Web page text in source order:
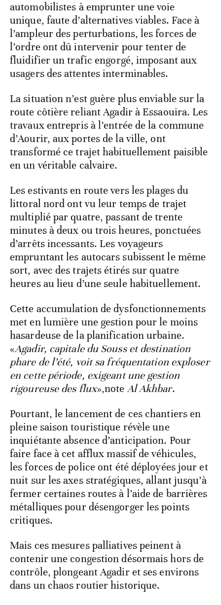
automobilistes à emprunter une voie
unique, faute d’alternatives viables. Face à
l’ampleur des perturbations, les forces de
l’ordre ont dû intervenir pour tenter de
fluidifier un trafic engorgé, imposant aux
usagers des attentes interminables.
La situation n’est guère plus enviable sur la
route côtière reliant Agadir à Essaouira. Les
travaux entrepris à l’entrée de la commune
d’Aourir, aux portes de la ville, ont
transformé ce trajet habituellement paisible
en un véritable calvaire.
Les estivants en route vers les plages du
littoral nord ont vu leur temps de trajet
multiplié par quatre, passant de trente
minutes à deux ou trois heures, ponctuées
d’arrêts incessants. Les voyageurs
empruntant les autocars subissent le même
sort, avec des trajets étirés sur quatre
heures au lieu d’une seule habituellement.
Cette accumulation de dysfonctionnements
met en lumière une gestion pour le moins
hasardeuse de la planification urbaine.
«Agadir, capitale du Souss et destination
phare de l’été, voit sa fréquentation exploser
en cette période, exigeant une gestion
rigoureuse des flux»,noteAl Akhbar.
Pourtant, le lancement de ces chantiers en
pleine saison touristique révèle une
inquiétante absence d’anticipation. Pour
faire face à cet afflux massif de véhicules,
les forces de police ont été déployées jour et
nuit sur les axes stratégiques, allant jusqu’à
fermer certaines routes à l’aide de barrières
métalliques pour désengorger les points
critiques.
Mais ces mesures palliatives peinent à
contenir une congestion désormais hors de
contrôle, plongeant Agadir et ses environs
dans un chaos routier historique.